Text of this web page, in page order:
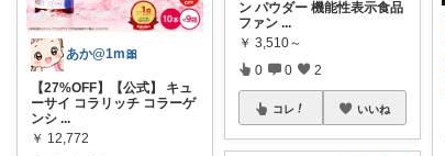
あか@1m🎀
【27%OFF】【公式】 キュ
ーサイ コラリッチ コラーゲ
ンシ ...
￥ 12,772
ン パウダー 機能性表示食品
ファン ...
￥ 3,510～
0 0 2
コレ いいね